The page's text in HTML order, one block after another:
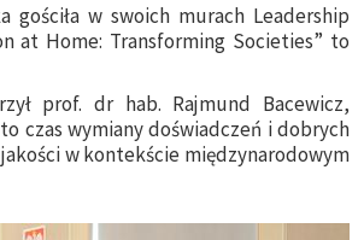
gościła w swoich murach Leadership
at Home: Transforming Societies” to
prof. dr hab. Rajmund Bacewicz,
czas wymiany doświadczeń i dobrych
w kontekście międzynarodowym